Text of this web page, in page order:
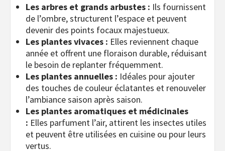
Les arbres et grands arbustes : Ils fournissent
de l’ombre, structurent l’espace et peuvent
devenir des points focaux majestueux.
Les plantes vivaces : Elles reviennent chaque
année et offrent une floraison durable, réduisant
le besoin de replanter fréquemment.
Les plantes annuelles : Idéales pour ajouter
des touches de couleur éclatantes et renouveler
l’ambiance saison après saison.
Les plantes aromatiques et médicinales
: Elles parfument l’air, attirent les insectes utiles
et peuvent être utilisées en cuisine ou pour leurs
vertus.